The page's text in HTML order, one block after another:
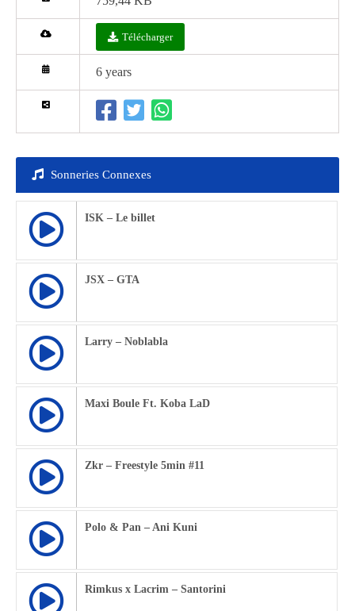
Télécharger
6 years
Sonneries Connexes
ISK – Le billet
JSX – GTA
Larry – Noblabla
Maxi Boule Ft. Koba LaD
Zkr – Freestyle 5min #11
Polo & Pan – Ani Kuni
Rimkus x Lacrim – Santorini